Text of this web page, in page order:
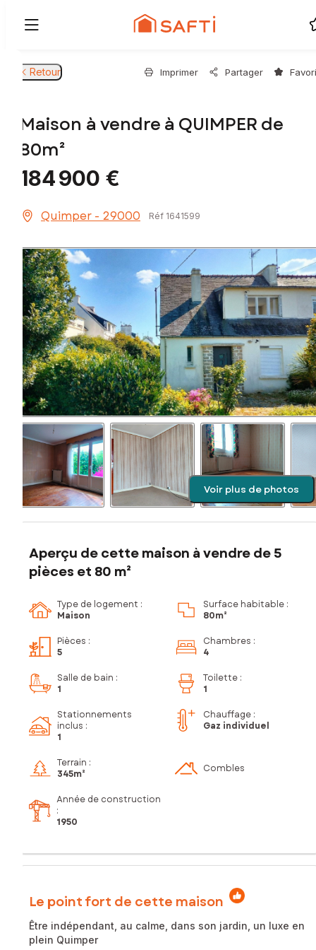
Retour Imprimer Partager
Maison à vendre à QUIMPER de
80m²
184 900 €
Quimper - 29000 Réf 1641599
Voir plus de photos
Aperçu de cette maison à vendre de 5
pièces et 80 m²
Type de logement :
Maison
Surface habitable :
80m²
Pièces :
5
Chambres :
4
Salle de bain :
1
Toilette :
1
Stationnements
inclus :
1
Chauffage :
Gaz individuel
Terrain :
345m²
Combles
Année de construction
:
1950
Le point fort de cette maison
Être indépendant, au calme, dans son jardin, un luxe en
plein Quimper